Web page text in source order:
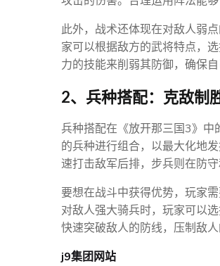
此外，战术还体现在对敌人弱
家可以根据敌方的武将特点，
力的技能来削弱其防御，确保
2、兵种搭配：克敌制
兵种搭配在《放开那三国3》
的兵种进行组合，以最大化地
速打击敌军后排，步兵则在防
要想在战斗中获得优势，玩家
对敌人强大骑兵时，玩家可以
快速突破敌人的防线，压制敌人
j9集团网站